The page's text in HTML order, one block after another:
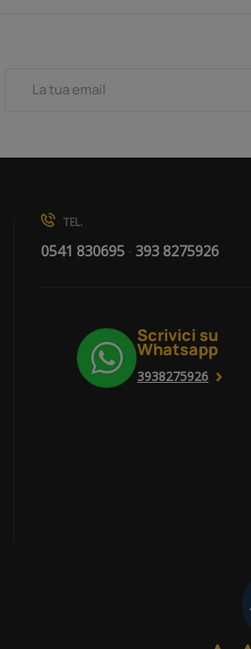
TEL.
0541 830695 -393 8275926
Scrivici su
Whatsapp
3938275926